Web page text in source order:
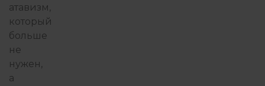
атавизм,
который
больше
не
нужен,
а